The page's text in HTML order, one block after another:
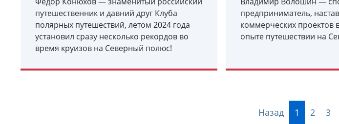
путешественник и давний друг Клуба
полярных путешествий, летом 2024 года
установил сразу несколько рекордов во
время круизов на Северный полюс!
УЗНАТЬ ПОДРОБНЕЕ
предприниматель,
коммерческих проектов
опыте путешествии на
УЗНАТЬ
Назад 1 2 3